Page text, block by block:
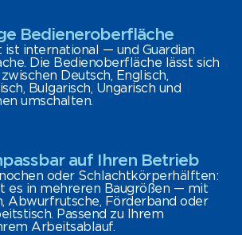
Bedieneroberfläche
international — und Guardian
Die Bedienoberfläche lässt sich
Deutsch, Englisch,
Bulgarisch, Ungarisch und
umschalten.
auf Ihren Betrieb
oder Schlachtkörperhälften:
es in mehreren Baugrößen — mit
Abwurfrutsche, Förderband oder
Passend zu Ihrem
Arbeitsablauf.